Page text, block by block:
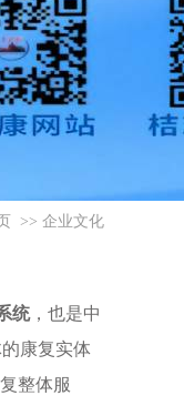
>> 企业文化
统，也是中
康复实体
整体服